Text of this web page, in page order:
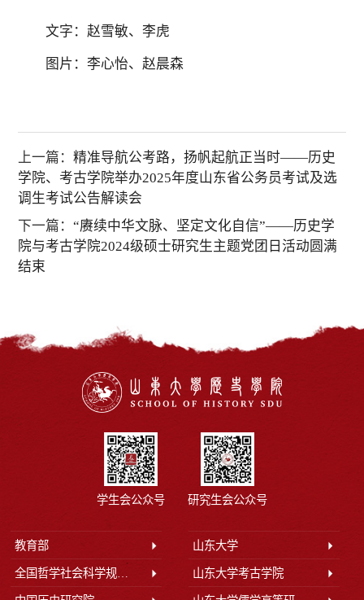
文字：赵雪敏、李虎
图片：李心怡、赵晨森
上一篇：精准导航公考路，扬帆起航正当时——历史
学院、考古学院举办2025年度山东省公务员考试及选
调生考试公告解读会
下一篇：“赓续中华文脉、坚定文化自信”——历史学
院与考古学院2024级硕士研究生主题党团日活动圆满
结束
学生会公众号 研究生会公众号
教育部 山东大学
全国哲学社会科学规划办公室 山东大学考古学院